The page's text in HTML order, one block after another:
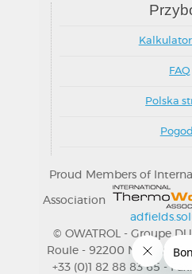
FAQ
Polska
Proud Members of
Association
© OWATROL - Groupe
Roule - 92200 Neuilly s/
+33 (0)1 82 88 83 65 -